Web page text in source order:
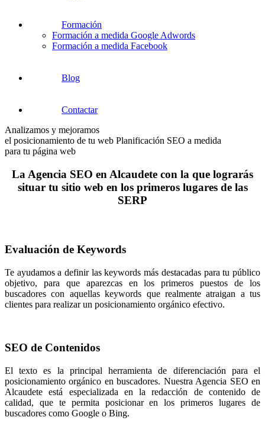
Formación
Formación a medida Google Adwords
Formación a medida Facebook
Blog
Contactar
Analizamos y mejoramos
el posicionamiento de tu web Planificación SEO a medida
para tu página web
La Agencia SEO en Alcaudete con la que lograrás
situar tu sitio web en los primeros lugares de las
SERP
Evaluación de Keywords
Te ayudamos a definir las keywords más destacadas para tu público
objetivo, para que aparezcas en los primeros puestos de los
buscadores con aquellas keywords que realmente atraigan a tus
clientes para realizar un posicionamiento orgánico efectivo.
SEO de Contenidos
El texto es la principal herramienta de diferenciación para el
posicionamiento orgánico en buscadores. Nuestra Agencia SEO en
Alcaudete está especializada en la redacción de contenido de
calidad, que te permita posicionar en los primeros lugares de
buscadores como Google o Bing.